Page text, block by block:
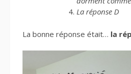
La réponse D
La bonne réponse était… la